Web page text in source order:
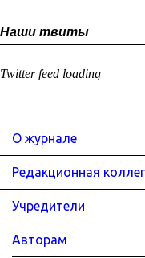
Наши твиты
Twitter feed loading
О журнале
Редакционная
Учредители
Авторам